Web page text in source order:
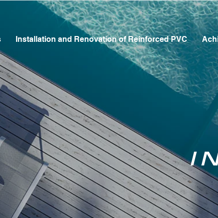
Installation and Renovation of Reinforced PVC